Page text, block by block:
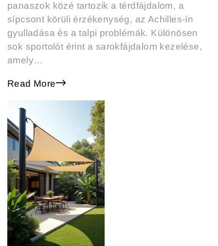
panaszok közé tartozik a térdfájdalom, a
sípcsont körüli érzékenység, az Achilles-ín
gyulladása és a talpi problémák. Különösen
sok sportolót érint a sarokfájdalom kezelése,
amely…
Read More